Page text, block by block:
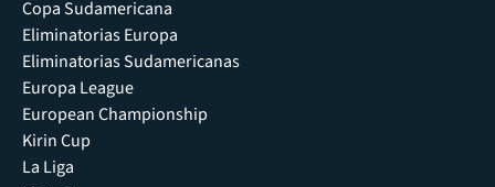
Copa Sudamericana
Eliminatorias Europa
Eliminatorias Sudamericanas
Europa League
European Championship
Kirin Cup
La Liga